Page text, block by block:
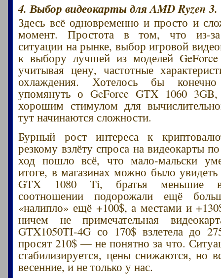
4. Выбор видеокарты для AMD Ryzen 3.
Здесь всё одновременно и просто и
момент. Простота в том, что из-за
ситуации на рынке, выбор игровой
к выбору лучшей из моделей
учитывая цену, частотные
охлаждения. Хотелось бы
упомянуть о GeForce GTX 1060
хорошим стимулом для
тут начинаются сложности.
Бурный рост интереса к
резкому взлёту спроса на видеокарты
ход пошло всё, что мало-мальски
итоге, в магазинах можно было
GTX 1080 Ti, братья меньшие в
соотношении подорожали ещё
«налипло» ещё +100$, а местами и
ничем не примечательная
GTX1050TI-4G со 170$ взлетела до
просят 210$ — не понятно за что.
стабилизируется, цены снижаются, но
весенние, и не только у нас.